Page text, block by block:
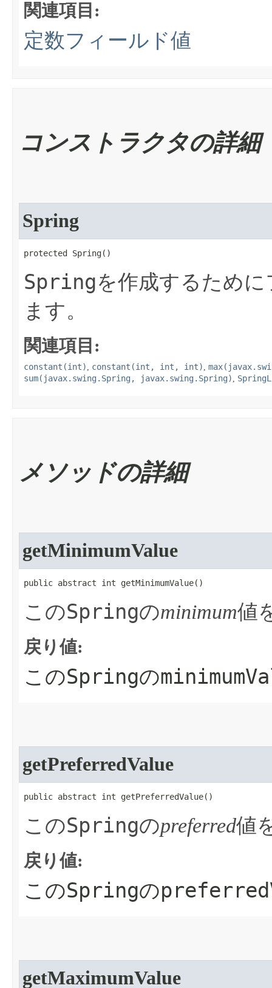
関連項目:
定数フィールド値
コンストラクタの詳細
Spring
protected Spring​()
Springを作成するため
ます。
関連項目:
constant(int) , constant(int, int, int) ,
sum(javax.swing.Spring, javax.swing.Spring) ,
メソッドの詳細
getMinimumValue
public abstract int getMinimumValue​()
このSpringのminimum値
戻り値:
このSpringの
getPreferredValue
public abstract int getPreferredValue​()
このSpringのpreferred値
戻り値:
このSpringの
getMaximumValue